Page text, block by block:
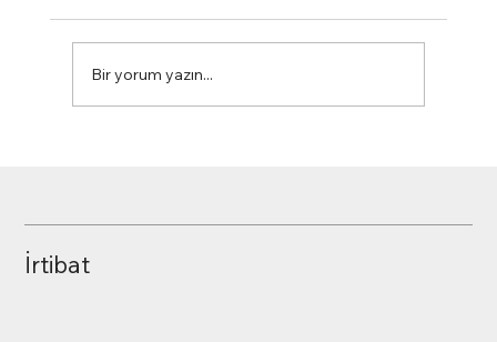
Bir yorum yazın...
İrtibat